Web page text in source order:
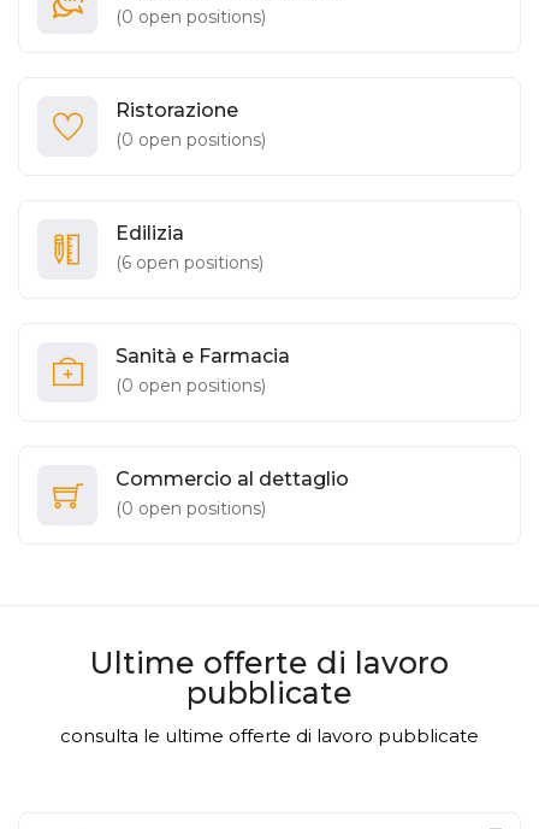
(0 open positions)
Ristorazione
(0 open positions)
Edilizia
(6 open positions)
Sanità e Farmacia
(0 open positions)
Commercio al dettaglio
(0 open positions)
Ultime offerte di lavoro
pubblicate
consulta le ultime offerte di lavoro pubblicate